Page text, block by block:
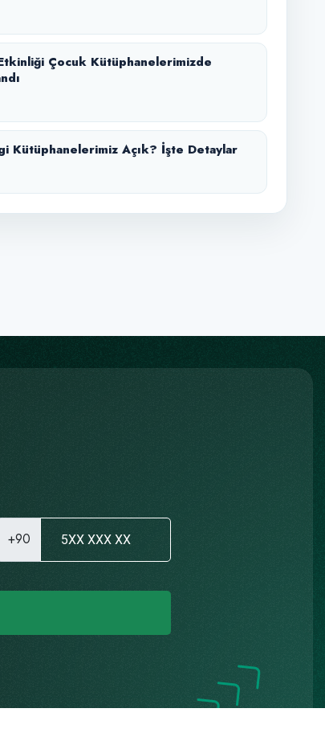
Çocuk Kütüphanelerimizde
Kütüphanelerimiz Açık? İşte Detaylar
+90